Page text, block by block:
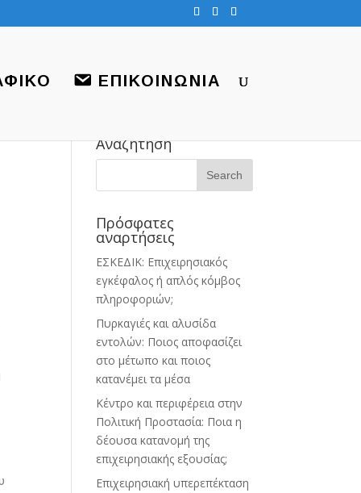
ΕΠΙΚΟΙΝΩΝΙΑ
Αναζήτηση
Πρόσφατες
αναρτήσεις
ΕΣΚΕΔΙΚ: Επιχειρησιακός
εγκέφαλος ή απλός κόμβος
πληροφοριών;
Πυρκαγιές και αλυσίδα
εντολών: Ποιος αποφασίζει
στο μέτωπο και ποιος
κατανέμει τα μέσα
Κέντρο και περιφέρεια στην
Πολιτική Προστασία: Ποια η
δέουσα κατανομή της
επιχειρησιακής εξουσίας;
Επιχειρησιακή υπερεπέκταση